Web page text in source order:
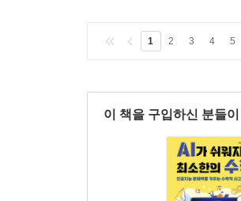
1 2 3 4 5
이 책을 구입하신 분들